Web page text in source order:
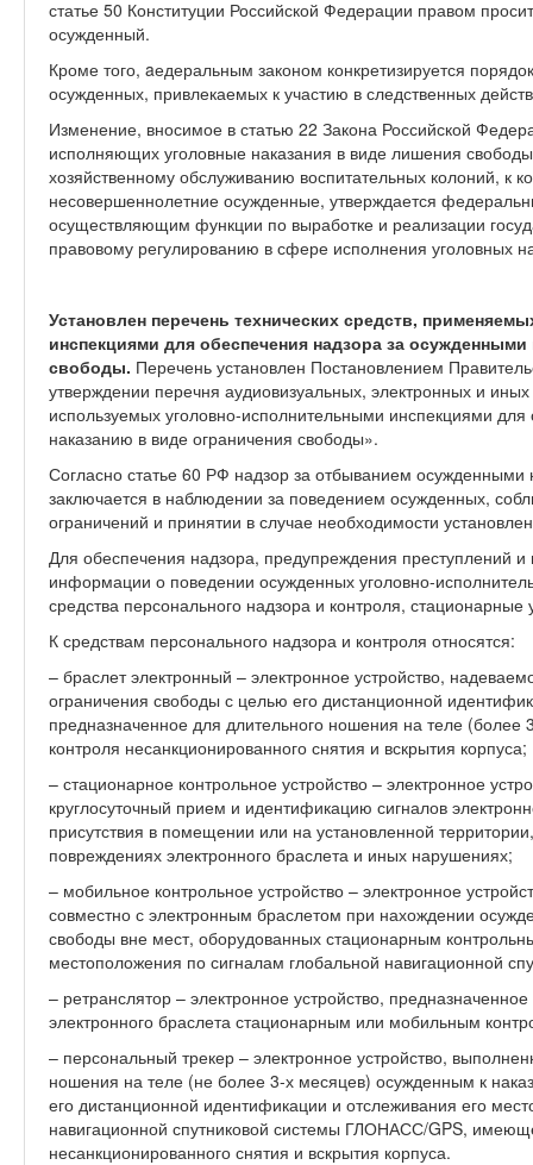
статье 50 Конституции Российской Федерации правом
осужденный.
Кроме того, aедеральным законом конкретизируется
осужденных, привлекаемых к участию в следственных
Изменение, вносимое в статью 22 Закона Российской
исполняющих уголовные наказания в виде лишения
хозяйственному обслуживанию воспитательных колоний, к
несовершеннолетние осужденные, утверждается
осуществляющим функции по выработке и реализации
правовому регулированию в сфере исполнения уголовных
Установлен перечень технических средств,
инспекциями для обеспечения надзора за
свободы. Перечень установлен Постановлением
утверждении перечня аудиовизуальных, электронных и
используемых уголовно-исполнительными инспекциями
наказанию в виде ограничения свободы».
Согласно статье 60 РФ надзор за отбыванием осужденными
заключается в наблюдении за поведением осужденных,
ограничений и принятии в случае необходимости
Для обеспечения надзора, предупреждения преступлений
информации о поведении осужденных уголовно-
средства персонального надзора и контроля, стационарные
К средствам персонального надзора и контроля относятся:
– браслет электронный – электронное устройство,
ограничения свободы с целью его дистанционной
предназначенное для длительного ношения на теле
контроля несанкционированного снятия и вскрытия корпуса;
– стационарное контрольное устройство – электронное
круглосуточный прием и идентификацию сигналов
присутствия в помещении или на установленной
повреждениях электронного браслета и иных нарушениях;
– мобильное контрольное устройство – электронное
совместно с электронным браслетом при нахождении
свободы вне мест, оборудованных стационарным
местоположения по сигналам глобальной навигационной
– ретранслятор – электронное устройство,
электронного браслета стационарным или мобильным
– персональный трекер – электронное устройство,
ношения на теле (не более 3-х месяцев) осужденным к
его дистанционной идентификации и отслеживания его
навигационной спутниковой системы ГЛОНАСС/GPS,
несанкционированного снятия и вскрытия корпуса.